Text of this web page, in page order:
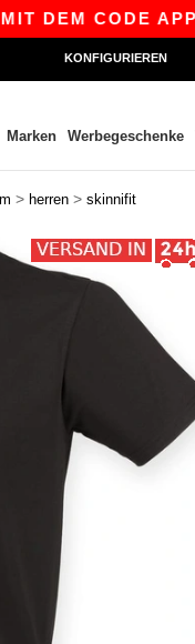
CODE APP10 –
KONFIGURIEREN
Marken Werbegeschenke
> herren > skinnifit